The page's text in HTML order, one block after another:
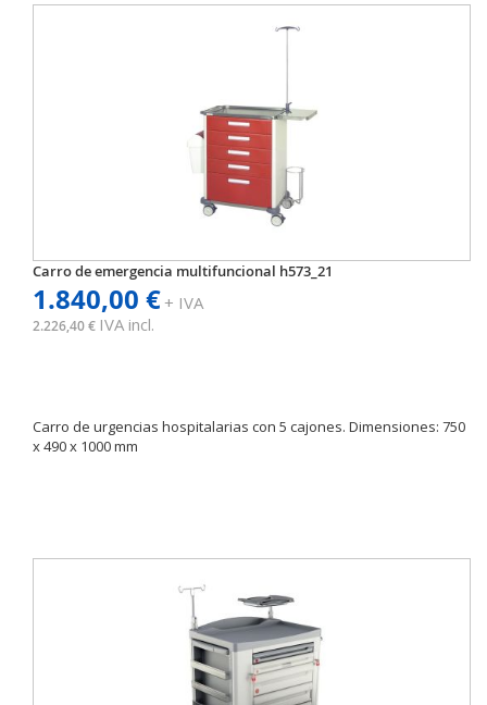
Carro de emergencia multifuncional h573_21
1.840,00 €+ IVA
2.226,40 € IVA incl.
Carro de urgencias hospitalarias con 5 cajones. Dimensiones: 750
x 490 x 1000 mm